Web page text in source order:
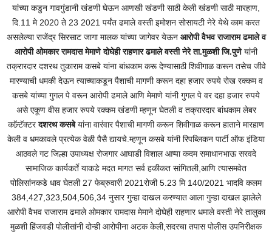
यांच्या कडुन गावगुंडानी खंडणी घेऊन आणखी खंडणी साठी केली खंडणी साठी मारहाण,
दि.11 मे 2020 ते 23 2021 पर्यंत ढमाले वस्ती इमोशन सोसायटी नेरे येथे काम करत
असलेल्या राजेंद्र सिरसाट जागा मालक यांच्या जागेवर येऊन आरोपी वैभव राजाराम ढमाले व
आरोपी ओमकार रामदास मेमाणे दोघेही राहणार ढमाले वस्ती नेरे ता.मुळशी जि.पुणेयांनी
तक्रारदार दशरथ तुकाराम कसबे यांना बांधकाम करू देण्यासाठी शिवीगाळ करून तसेच जीवे
मारण्याची धमकी देऊन त्याच्याकडून पैशाची मागणी करून दहा हजार रुपये रोख रक्कम व
कसबे यांच्या गुगल पे वरून आरोपी ढमाले आणि मेमाणे यांनी गुगल पे वर दहा हजार रुपये
असे एकूण वीस हजार रुपये रक्कम खंडणी म्हणून घेतली व तक्रारदार बांधकाम लेबर
काॅन्र्टॅक्टरदशरथ कसबेयांना वारंवार पैशाची मागणी करून शिवीगाळ करून हाताने मारहाण
केली व धमकावले प्रत्येक वेळी पैसै द्यायचे.म्हणून कसबे यांनी रिपब्लिकन पार्टी ऑफ इंडिया
आठवले गट जिल्हा उपाध्यक्ष रोजगार आघाडी विशाल आप्पा कदम समाधानभाऊ सरवदे
सामाजिक कार्यकर्ते याकडे मदत मागत सर्व हकीकत सांगितली,आणि त्यासमवेत
पोलिसांनकडे धाव घेतली 27 फेब्रुवारी 2021रोजी 5.23 मि 140/2021 भादवि कलम
384,427,323,504,506,34 नुसार गुन्हा दाखल करण्यात आला गुन्हा दाखल झालेले
आरोपी वैभव राजाराम ढमाले ओमकार रामदास मेमाने दोघेही राहणार धमाले वस्ती नेरे तालुका
मुळशी हिंजवडी पोलीसांनी दोन्ही आरोपीना अटक केली,सदरचा तपास पोलीस उपनिरीक्षक